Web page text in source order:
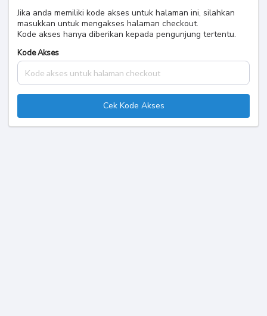
Jika anda memiliki kode akses untuk halaman ini, silahkan
masukkan untuk mengakses halaman checkout.
Kode akses hanya diberikan kepada pengunjung tertentu.
Kode Akses
Cek Kode Akses